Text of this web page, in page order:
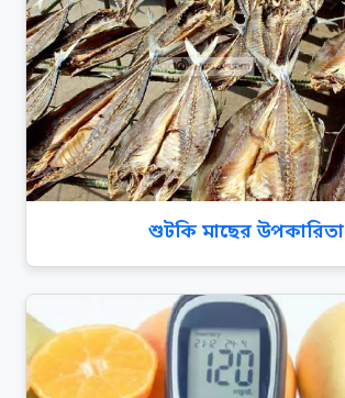
শুটকি মাছের উপকারিতা